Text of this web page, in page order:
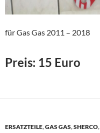
für Gas Gas 2011 – 2018
Preis: 15 Euro
ERSATZTEILE,GAS GAS,SHERCO,